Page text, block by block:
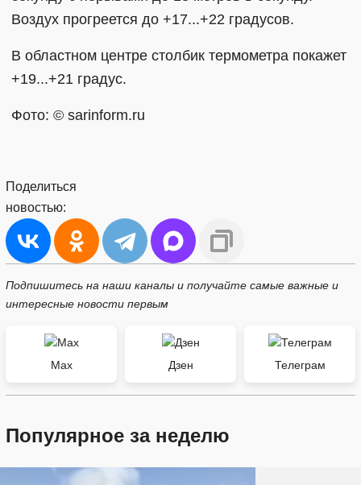
Воздух прогреется до +17...+22 градусов.
В областном центре столбик термометра покажет
+19...+21 градус.
Фото: © sarinform.ru
Поделиться
новостью:
Подпишитесь на наши каналы и получайте самые важные и
интересные новости первым
Max Дзен Телеграм
Популярное за неделю